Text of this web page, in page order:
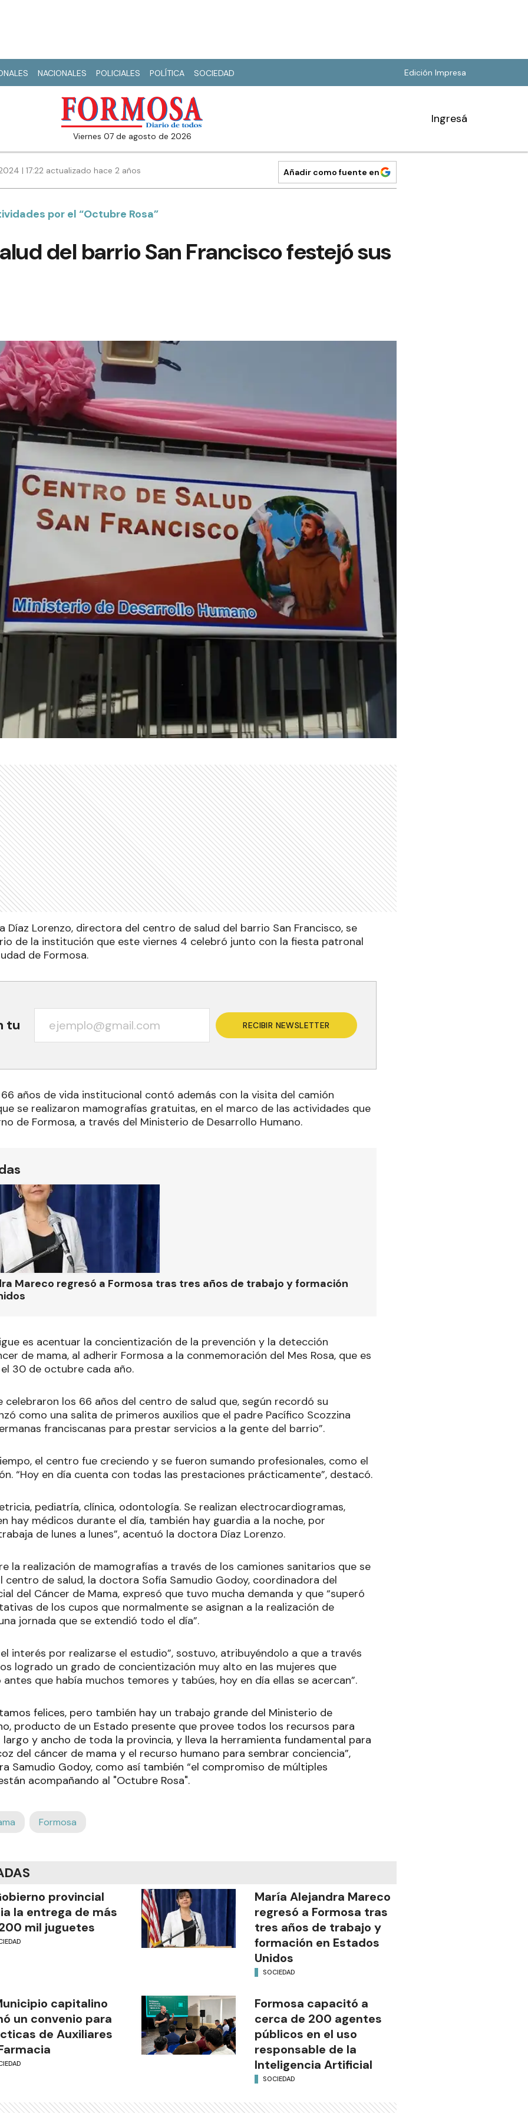
NACIONALES POLICIALES POLÍTICA SOCIEDAD Edición Impresa
viernes 07 de agosto de 2026
Ingresá
| 17:22 actualizado hace 2 años Añadir como fuente en
por el “Octubre Rosa”
del barrio San Francisco festejó sus
Díaz Lorenzo, directora del centro de salud del barrio San Francisco, se
de la institución que este viernes 4 celebró junto con la fiesta patronal
de Formosa.
tu RECIBIR NEWSLETTER
años de vida institucional contó además con la visita del camión
se realizaron mamografías gratuitas, en el marco de las actividades que
de Formosa, a través del Ministerio de Desarrollo Humano.
Mareco regresó a Formosa tras tres años de trabajo y formación
es acentuar la concientización de la prevención y la detección
de mama, al adherir Formosa a la conmemoración del Mes Rosa, que es
el 30 de octubre cada año.
celebraron los 66 años del centro de salud que, según recordó su
como una salita de primeros auxilios que el padre Pacífico Scozzina
franciscanas para prestar servicios a la gente del barrio”.
el centro fue creciendo y se fueron sumando profesionales, como el
“Hoy en día cuenta con todas las prestaciones prácticamente”, destacó.
pediatría, clínica, odontología. Se realizan electrocardiogramas,
hay médicos durante el día, también hay guardia a la noche, por
de lunes a lunes”, acentuó la doctora Díaz Lorenzo.
la realización de mamografías a través de los camiones sanitarios que se
centro de salud, la doctora Sofía Samudio Godoy, coordinadora del
del Cáncer de Mama, expresó que tuvo mucha demanda y que “superó
de los cupos que normalmente se asignan a la realización de
jornada que se extendió todo el día”.
interés por realizarse el estudio”, sostuvo, atribuyéndolo a que a través
logrado un grado de concientización muy alto en las mujeres que
que había muchos temores y tabúes, hoy en día ellas se acercan”.
felices, pero también hay un trabajo grande del Ministerio de
producto de un Estado presente que provee todos los recursos para
y ancho de toda la provincia, y lleva la herramienta fundamental para
del cáncer de mama y el recurso humano para sembrar conciencia”,
Samudio Godoy, como así también “el compromiso de múltiples
acompañando al "Octubre Rosa".
Formosa
provincial
la entrega de más
mil juguetes
María Alejandra Mareco
regresó a Formosa tras
tres años de trabajo y
formación en Estados
Unidos
SOCIEDAD
capitalino
un convenio para
de Auxiliares
Formosa capacitó a
cerca de 200 agentes
públicos en el uso
responsable de la
Inteligencia Artificial
SOCIEDAD